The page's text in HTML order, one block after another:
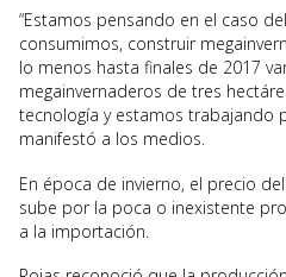
“Estamos pensando en el caso
consumimos, construir
lo menos hasta finales de 2017
megainvernaderos de tres
tecnología y estamos trabajando
manifestó a los medios.
En época de invierno, el precio
sube por la poca o inexistente
a la importación.